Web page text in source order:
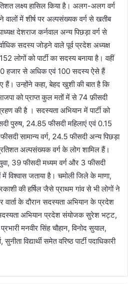
लक्ष्य हासिल किया है। अलग-अलग वर्ग
में शीर्ष पर अल्पसंख्यक वर्ग से खतीब
देशराज कर्नवाल अन्य पिछड़ा वर्ग से
सदस्य जोड़ने वाले पूर्व प्रदेश अध्यक्ष
लोगों को पार्टी का सदस्य बनाया है। वहीं
हजार से अधिक एवं 100 सदस्य ऐसे हैं
हैं। उन्होंने कहा, बेहद खुशी की बात है कि
को प्राप्त कुल मतों में से 74 फ़ीसदी
की है । सदस्यता अभियान में पार्टी को
पुरुष, 24.85 फीसदी महिलाएं एवं 0.15
सामान्य वर्ग, 24.5 फीसदी अन्य पिछड़ा
अल्पसंख्यक वर्ग के लोग शामिल हैं।
39 फीसदी मध्यम वर्ग और 3 फीसदी
में विश्वास जताया है। चमोली जिले के माणा,
की हर्षिल जैसे प्राथम गांव से भी लोगों ने
के दौरान सदस्यता अभियान के प्रदेश
अभियान प्रदेश संयोजक सुरेश भट्ट,
मनवीर सिंह चौहान, विनोद सुयाल,
विद्यार्थी समेत वरिष्ठ पार्टी पदाधिकारी